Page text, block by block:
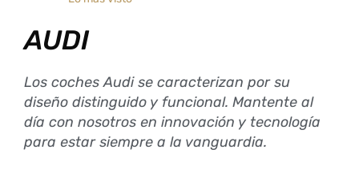
AUDI
Los coches Audi se caracterizan por su
diseño distinguido y funcional. Mantente al
día con nosotros en innovación y tecnología
para estar siempre a la vanguardia.